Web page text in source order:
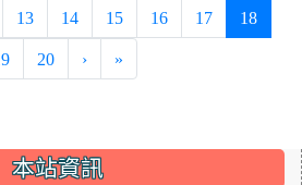
13 14 15 16 17 18
20 › »
本站資訊